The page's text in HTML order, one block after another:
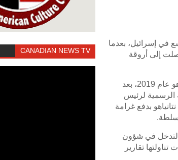
في إسرائيل، بعدما
إلى أروقة
أبرز هذه القضايا ما عُرف إعلاميًا بـ**«قضية الوجبات»**، والتي أُدينت فيها سارة نتانياهو عام 2019، بعد
لرئيس
بدفع غرامة
التدخل في شؤون
تقارير
CANADIAN NEWS TV